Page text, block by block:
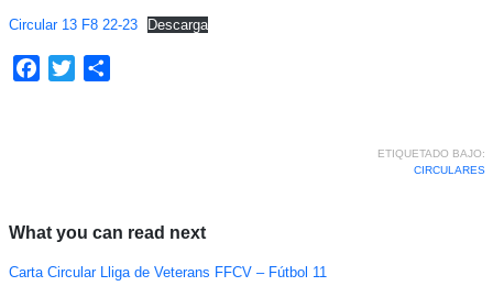
Circular 13 F8 22-23 Descarga
Facebook
Twitter
ETIQUETADO BAJO:
CIRCULARES
What you can read next
Carta Circular Lliga de Veterans FFCV – Fútbol 11